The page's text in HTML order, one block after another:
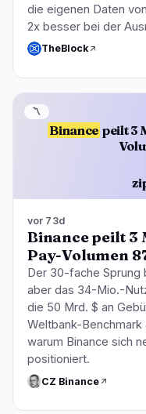
die eigenen Daten
2x besser bei der
TheBlock
Binance peilt 3
〽️
vor 73d
Binance peilt 3
Pay-Volumen
Der 30-fache Sprung
aber das 34-Mio.-
die 50 Mrd. $ an
Weltbank-
warum Binance sich
positioniert.
CZ Binance